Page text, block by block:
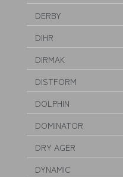
DERBY
DIHR
DIRMAK
DISTFORM
DOLPHIN
DOMINATOR
DRY AGER
DYNAMIC